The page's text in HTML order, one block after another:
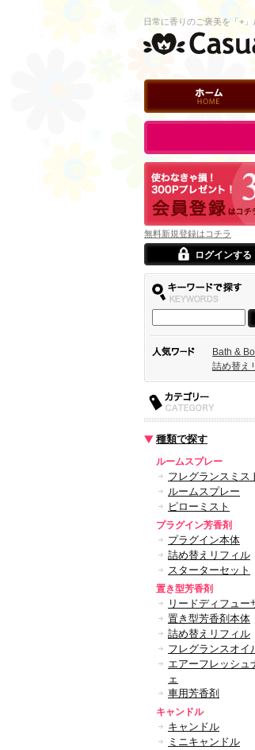
ホーム
日常に香りのご褒美を「+
ログイン
無料新規登録はコチラ
ログインする
Bath &
詰め替え
種類で探す
ルームスプレー
フレグランスミス
ルームスプレー
ピローミスト
プラグイン芳香剤
プラグイン本体
詰め替えリフィル
スターターセット
置き型芳香剤
リードディフュー
置き型芳香剤本体
詰め替えリフィル
フレグランスオイ
エアーフレッシュ
ェ
車用芳香剤
キャンドル
キャンドル
ミニキャンドル